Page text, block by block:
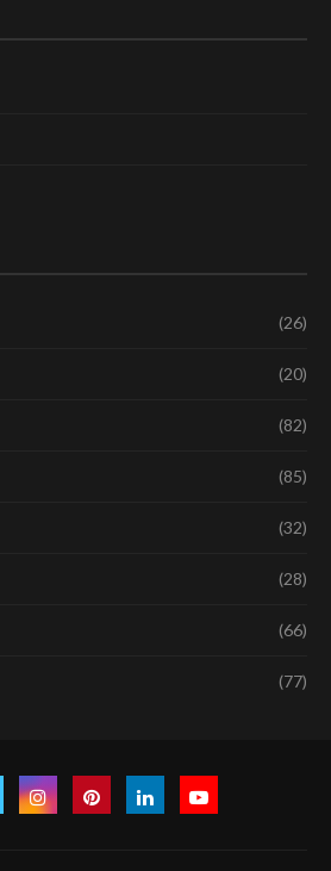
(26)
(20)
(82)
(85)
(32)
(28)
(66)
(77)